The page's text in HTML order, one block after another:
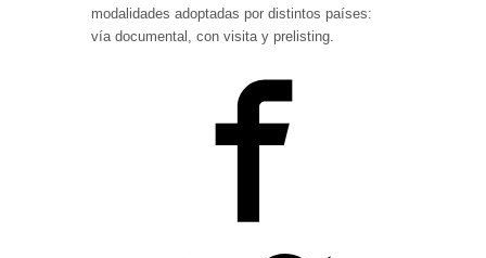
modalidades adoptadas por distintos países:
vía documental, con visita y prelisting.